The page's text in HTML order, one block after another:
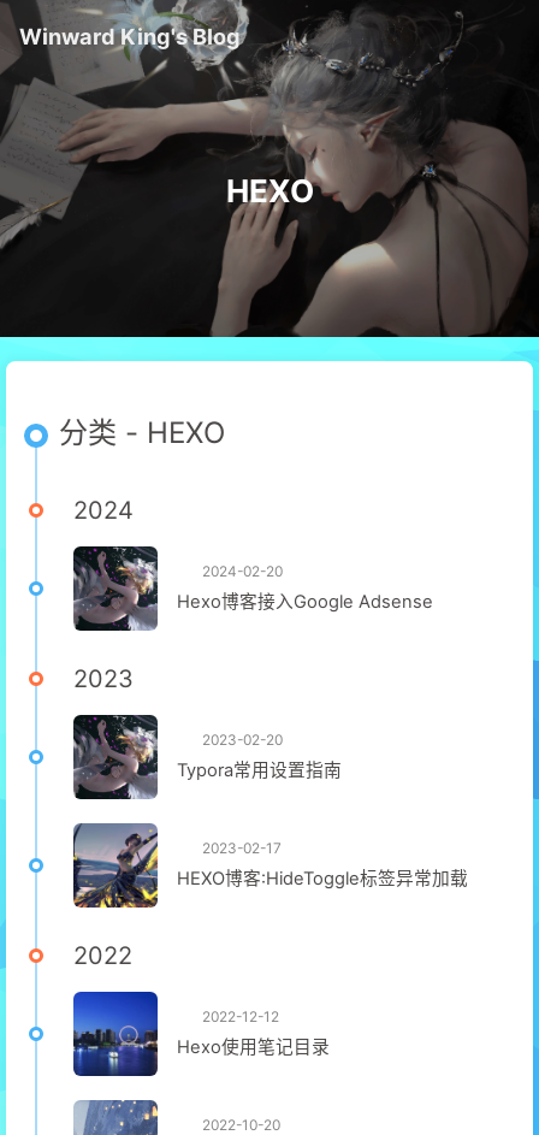
Winward King's Blog
HEXO
分类 - HEXO
2024
2024-02-20
Hexo博客接入Google Adsense
2023
2023-02-20
Typora常用设置指南
2023-02-17
HEXO博客:HideToggle标签异常加载
2022
2022-12-12
Hexo使用笔记目录
2022-10-20